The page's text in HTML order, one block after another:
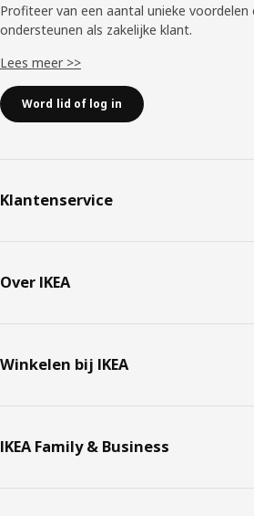
Profiteer van een aantal unieke voordelen
ondersteunen als zakelijke klant.
Lees meer >>
Word lid of log in
Klantenservice
Over IKEA
Winkelen bij IKEA
IKEA Family & Business